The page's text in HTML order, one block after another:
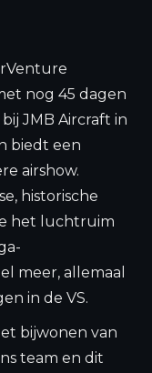
nog 45 dagen
JMB Aircraft in
biedt een
airshow.
historische
het luchtruim
meer, allemaal
in de VS.
bijwonen van
team en dit